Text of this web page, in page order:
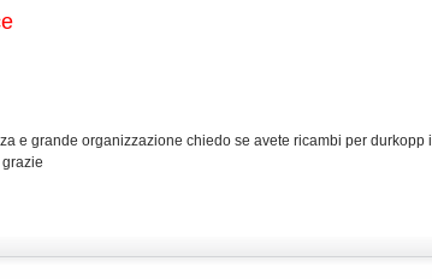
e grande organizzazione chiedo se avete ricambi per durkopp